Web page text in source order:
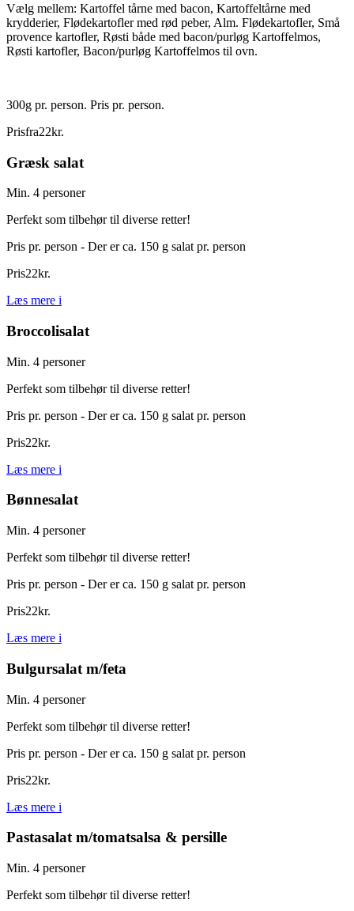
Vælg mellem: Kartoffel tårne med bacon, Kartoffeltårne med
krydderier, Flødekartofler med rød peber, Alm. Flødekartofler, Små
provence kartofler, Røsti både med bacon/purløg Kartoffelmos,
Røsti kartofler, Bacon/purløg Kartoffelmos til ovn.
300g pr. person. Pris pr. person.
Prisfra22kr.
Græsk salat
Min. 4 personer
Perfekt som tilbehør til diverse retter!
Pris pr. person - Der er ca. 150 g salat pr. person
Pris22kr.
Læs mere i
Broccolisalat
Min. 4 personer
Perfekt som tilbehør til diverse retter!
Pris pr. person - Der er ca. 150 g salat pr. person
Pris22kr.
Læs mere i
Bønnesalat
Min. 4 personer
Perfekt som tilbehør til diverse retter!
Pris pr. person - Der er ca. 150 g salat pr. person
Pris22kr.
Læs mere i
Bulgursalat m/feta
Min. 4 personer
Perfekt som tilbehør til diverse retter!
Pris pr. person - Der er ca. 150 g salat pr. person
Pris22kr.
Læs mere i
Pastasalat m/tomatsalsa & persille
Min. 4 personer
Perfekt som tilbehør til diverse retter!